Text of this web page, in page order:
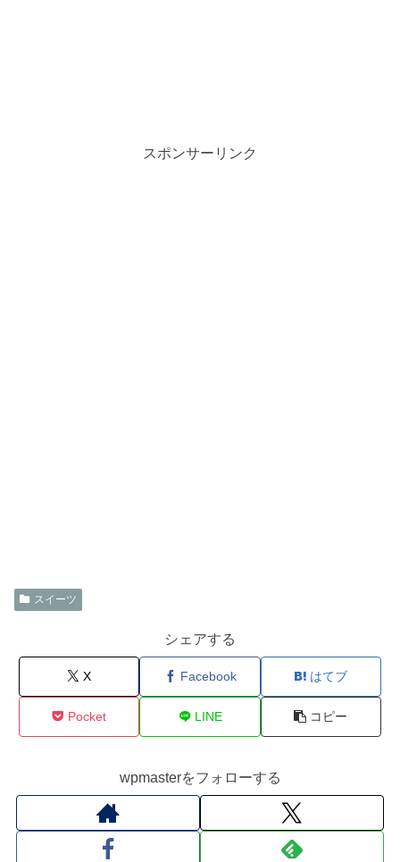
スポンサーリンク
スイーツ
シェアする
X Facebook はてブ
Pocket LINE コピー
wpmasterをフォローする